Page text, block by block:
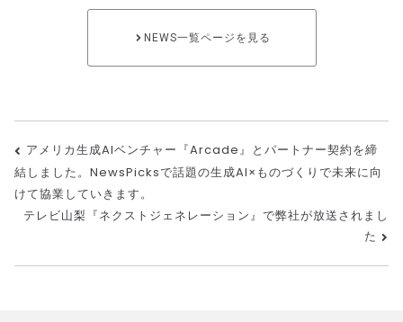
NEWS一覧ページを見る
アメリカ生成AIベンチャー『Arcade』とパートナー契約を締
結しました。NewsPicksで話題の生成AI×ものづくりで未来に向
けて協業していきます。
テレビ山梨『ネクストジェネレーション』で弊社が放送されまし
た